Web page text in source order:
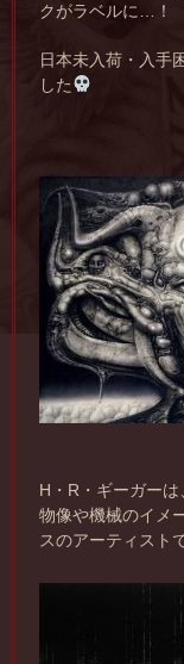
クがラベルに…！
日本未入荷・入手
した
H・R・ギーガー
物像や機械のイメ
スのアーティスト